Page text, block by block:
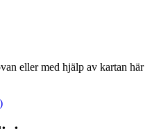
eller med hjälp av kartan här